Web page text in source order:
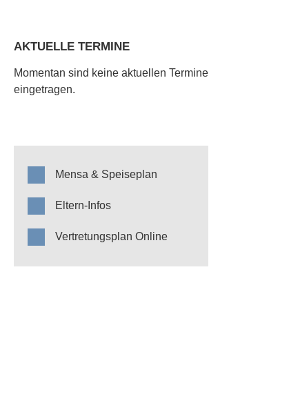
AKTUELLE TERMINE
Momentan sind keine aktuellen Termine
eingetragen.
Mensa & Speiseplan
Eltern-Infos
Vertretungsplan Online